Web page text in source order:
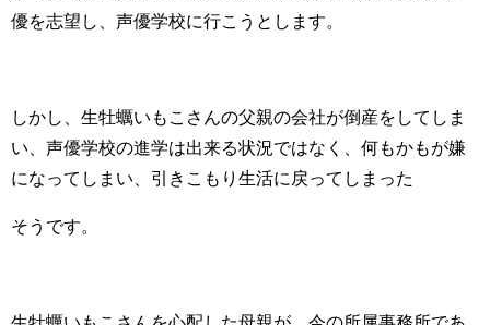
優を志望し、声優学校に行こうとします。
しかし、生牡蠣いもこさんの父親の会社が倒産をしてしま
い、声優学校の進学は出来る状況ではなく、何もかもが嫌
になってしまい、引きこもり生活に戻ってしまった
そうです。
生牡蠣いもこさんを心配した母親が、今の所属事務所であ